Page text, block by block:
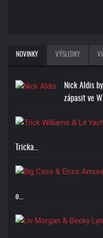
NOVINKY VÝSLEDKY
Nick Aldis
zápasit ve
Tricka…
o…